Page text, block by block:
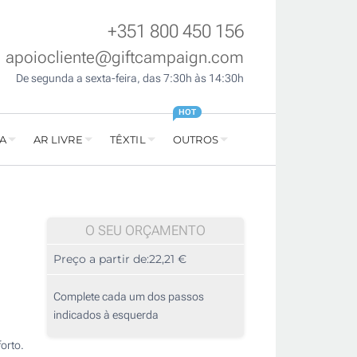
+351 800 450 156
apoiocliente@giftcampaign.com
De segunda a sexta-feira, das 7:30h às 14:30h
AR LIVRE TÊXTIL OUTROS
HOT
O SEU ORÇAMENTO
Preço a partir de:22,21 €
Complete cada um dos passos
indicados à esquerda